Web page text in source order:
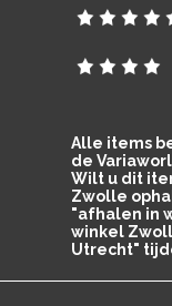
Alle items
de
Wilt u dit
Zwolle
"afhalen in
winkel
Utrecht"